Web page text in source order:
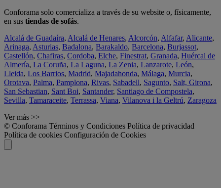
Conforama solo comercializa a través de su website o, físicamente,
en sus tiendas de sofás.
Alcalá de Guadaíra, Alcalá de Henares, Alcorcón, Alfafar, Alicante,
Arinaga, Asturias, Badalona, Barakaldo, Barcelona, Burjassot,
Castellón, Chafiras, Cordoba, Elche, Finestrat, Granada, Huércal de
Almería, La Coruña, La Laguna, La Zenia, Lanzarote, León,
Lleida, Los Barrios, Madrid, Majadahonda, Málaga, Murcia,
Orotava, Palma, Pamplona, Rivas, Sabadell, Sagunto, Salt, Girona,
San Sebastian, Sant Boi, Santander, Santiago de Compostela,
Sevilla, Tamaraceite, Terrassa, Viana, Vilanova i la Geltrú, Zaragoza
Ver más >>
© Conforama Términos y Condiciones Política de privacidad
Política de cookies Configuración de Cookies